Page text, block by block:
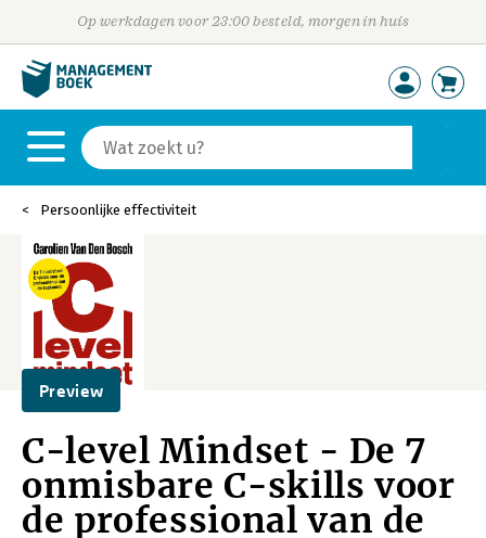
Op werkdagen voor 23:00 besteld, morgen in huis
Persoonlijke effectiviteit
Preview
C-level Mindset - De 7
onmisbare C-skills voor
de professional van de